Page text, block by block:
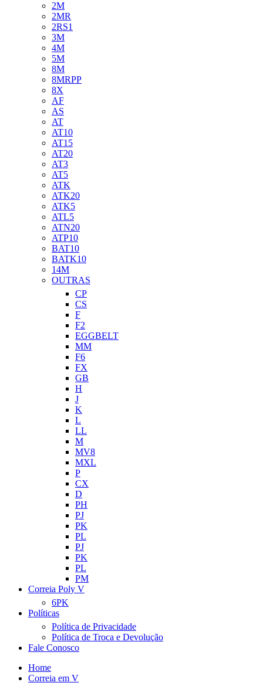
2M
2MR
2RS1
3M
4M
5M
8M
8MRPP
8X
AF
AS
AT
AT10
AT15
AT20
AT3
AT5
ATK
ATK20
ATK5
ATL5
ATN20
ATP10
BAT10
BATK10
14M
OUTRAS
CP
CS
F
F2
EGGBELT
MM
F6
FX
GB
H
J
K
L
LL
M
MV8
MXL
P
CX
D
PH
PJ
PK
PL
PJ
PK
PL
PM
Correia Poly V
6PK
Políticas
Política de Privacidade
Política de Troca e Devolução
Fale Conosco
Home
Correia em V